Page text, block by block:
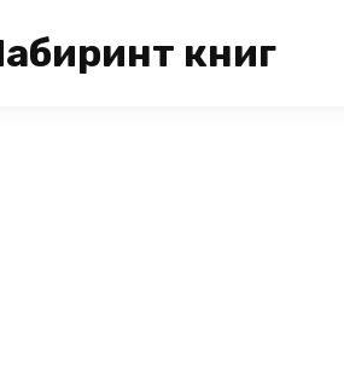
книг